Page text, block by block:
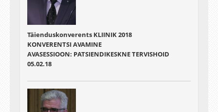
Täienduskonverents KLIINIK 2018
KONVERENTSI AVAMINE
AVASESSIOON: PATSIENDIKESKNE TERVISHOID
05.02.18